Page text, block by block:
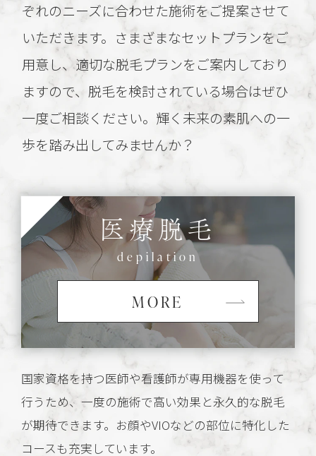
ぞれのニーズに合わせた施術をご提案させて
いただきます。 さまざまなセットプランをご
用意し、適切な脱毛プランをご案内しており
ますので、脱毛を検討されている場合はぜひ
一度ご相談ください。 輝く未来の素肌への一
歩を踏み出してみませんか？
医療脱毛
depilation
MORE
国家資格を持つ医師や看護師が専用機器を使って
行うため、一度の施術で高い効果と永久的な脱毛
が期待できます。お顔やVIOなどの部位に特化した
コースも充実しています。